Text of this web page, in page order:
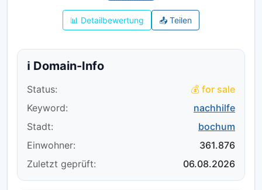
📊 Detailbewertung 📤 Teilen
ℹ️ Domain-Info
Status:
💰 for sale
Keyword:
nachhilfe
Stadt:
bochum
Einwohner:
361.876
Zuletzt geprüft:
06.08.2026